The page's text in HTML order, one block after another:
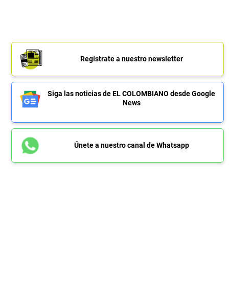
Regístrate a nuestro newsletter
Siga las noticias de EL COLOMBIANO desde Google
News
Únete a nuestro canal de Whatsapp